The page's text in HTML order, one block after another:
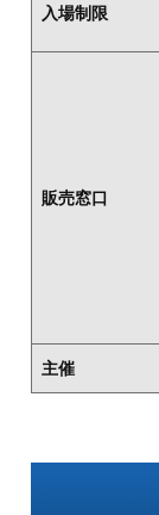
入場制限
販売窓口
主催